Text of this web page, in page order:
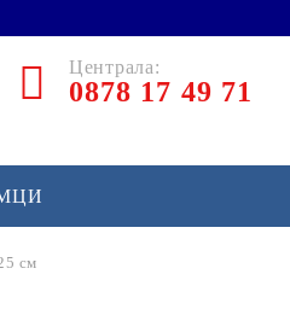
Централа:
0878 17 49 71
см